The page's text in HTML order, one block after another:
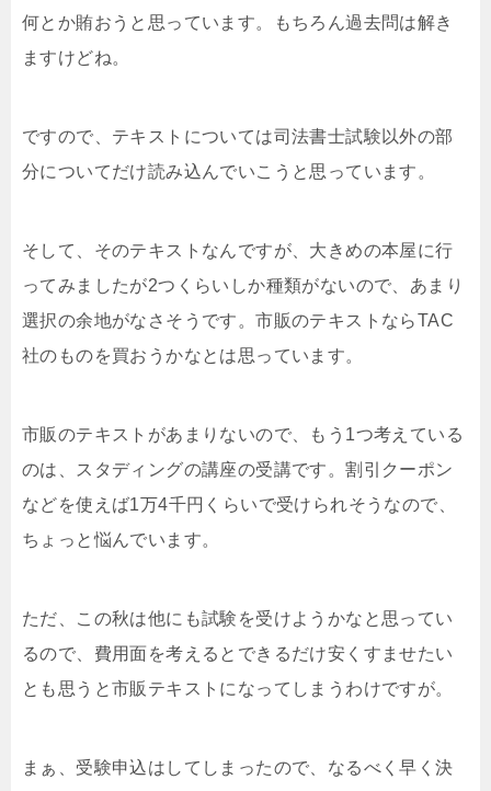
何とか賄おうと思っています。もちろん過去問は解き
ますけどね。
ですので、テキストについては司法書士試験以外の部
分についてだけ読み込んでいこうと思っています。
そして、そのテキストなんですが、大きめの本屋に行
ってみましたが2つくらいしか種類がないので、あまり
選択の余地がなさそうです。市販のテキストならTAC
社のものを買おうかなとは思っています。
市販のテキストがあまりないので、もう1つ考えている
のは、スタディングの講座の受講です。割引クーポン
などを使えば1万4千円くらいで受けられそうなので、
ちょっと悩んでいます。
ただ、この秋は他にも試験を受けようかなと思ってい
るので、費用面を考えるとできるだけ安くすませたい
とも思うと市販テキストになってしまうわけですが。
まぁ、受験申込はしてしまったので、なるべく早く決